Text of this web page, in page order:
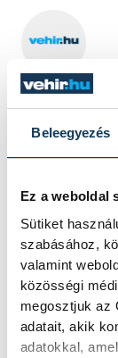
Beleegyezés
Ez a weboldal
Sütiket
szabásához,
valamint
közösségi
megosztjuk az
adatait, akik
adatokkal,